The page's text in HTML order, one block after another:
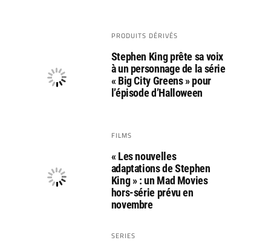
PRODUITS DÉRIVÉS
Stephen King prête sa voix
à un personnage de la série
« Big City Greens » pour
l’épisode d’Halloween
FILMS
« Les nouvelles
adaptations de Stephen
King » : un Mad Movies
hors-série prévu en
novembre
SERIES